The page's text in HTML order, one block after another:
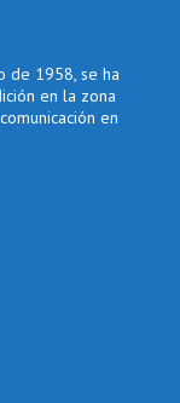
de 1958, se ha
en la zona
en